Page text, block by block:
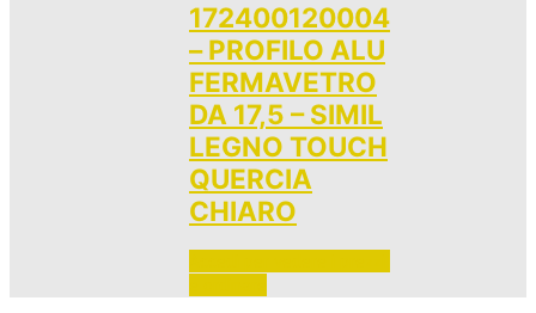
172400120004
– PROFILO ALU
FERMAVETRO
DA 17,5 – SIMIL
LEGNO TOUCH
QUERCIA
CHIARO